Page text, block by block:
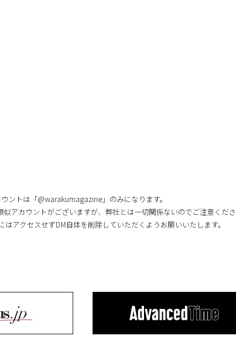
ントは「@warakumagazine」のみになります。
アカウントがございますが、弊社とは一切関係ないのでご注意くださ
アクセスせずDM自体を削除していただくようお願いいたします。